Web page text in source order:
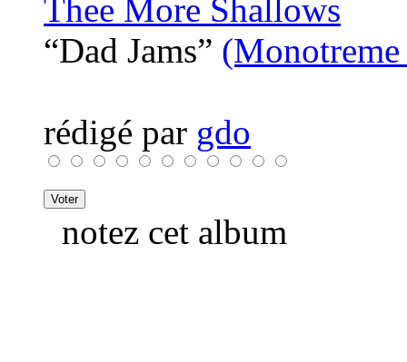
Thee More Shallows
“Dad Jams”
rédigé par gdo
notez cet album